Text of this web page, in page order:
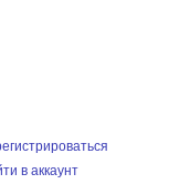
в аккаунт